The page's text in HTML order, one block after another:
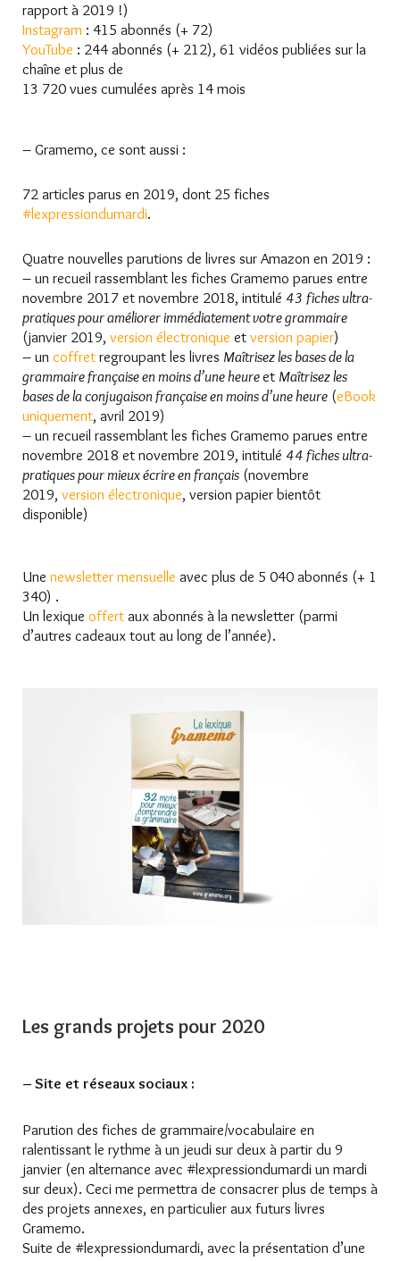
rapport à 2019 !)
Instagram : 415 abonnés (+ 72)
YouTube : 244 abonnés (+ 212), 61 vidéos publiées sur la
chaîne et plus de
13 720 vues cumulées après 14 mois
– Gramemo, ce sont aussi :
72 articles parus en 2019, dont 25 fiches
#lexpressiondumardi.
Quatre nouvelles parutions de livres sur Amazon en 2019 :
– un recueil rassemblant les fiches Gramemo parues entre
novembre 2017 et novembre 2018, intitulé 43 fiches ultra-
pratiques pour améliorer immédiatement votre grammaire
(janvier 2019, version électronique et version papier)
– un coffret regroupant les livres Maîtrisez les bases de la
grammaire française en moins d’une heureet Maîtrisez les
bases de la conjugaison française en moins d’une heure (eBook
uniquement, avril 2019)
– un recueil rassemblant les fiches Gramemo parues entre
novembre 2018 et novembre 2019, intitulé 44 fiches ultra-
pratiques pour mieux écrire en français (novembre
2019, version électronique, version papier bientôt
disponible)
Une newsletter mensuelle avec plus de 5 040 abonnés (+ 1
340) .
Un lexique offert aux abonnés à la newsletter (parmi
d’autres cadeaux tout au long de l’année).
Les grands projets pour 2020
– Site et réseaux sociaux :
Parution des fiches de grammaire/vocabulaire en
ralentissant le rythme à un jeudi sur deux à partir du 9
janvier (en alternance avec #lexpressiondumardi un mardi
sur deux). Ceci me permettra de consacrer plus de temps à
des projets annexes, en particulier aux futurs livres
Gramemo.
Suite de #lexpressiondumardi, avec la présentation d’une